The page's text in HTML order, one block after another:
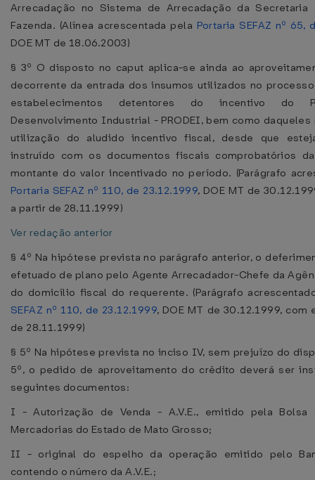
Arrecadação no Sistema de Arrecadação da Secretaria
Fazenda. (Alínea acrescentada pela Portaria SEFAZ nº 65,
DOE MT de 18.06.2003)
§ 3º O disposto no caput aplica-se ainda ao
decorrente da entrada dos insumos utilizados no
estabelecimentos detentores do incentivo do
Desenvolvimento Industrial - PRODEI, bem como
utilização do aludido incentivo fiscal, desde que
instruído com os documentos fiscais comprobatórios
montante do valor incentivado no período. (Parágrafo
Portaria SEFAZ nº 110, de 23.12.1999, DOE MT de
a partir de 28.11.1999)
Ver redação anterior
§ 4º Na hipótese prevista no parágrafo anterior, o
efetuado de plano pelo Agente Arrecadador-Chefe da
do domicílio fiscal do requerente. (Parágrafo
SEFAZ nº 110, de 23.12.1999, DOE MT de 30.12.1999,
de 28.11.1999)
§ 5º Na hipótese prevista no inciso IV, sem prejuízo do
5º, o pedido de aproveitamento do crédito deverá ser
seguintes documentos:
I - Autorização de Venda - A.V.E., emitido pela Bolsa
Mercadorias do Estado de Mato Grosso;
II - original do espelho da operação emitido pelo
contendo o número da A.V.E.;